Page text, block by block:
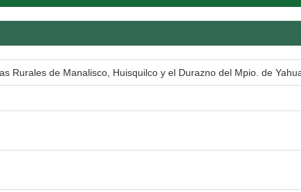
Rurales de Manalisco, Huisquilco y el Durazno del Mpio. de